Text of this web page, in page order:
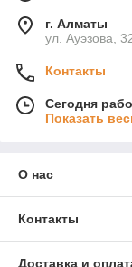
г. Алматы
ул. Ауэзова,
Контакты
Сегодня
Показать
О нас
Контакты
Доставка и